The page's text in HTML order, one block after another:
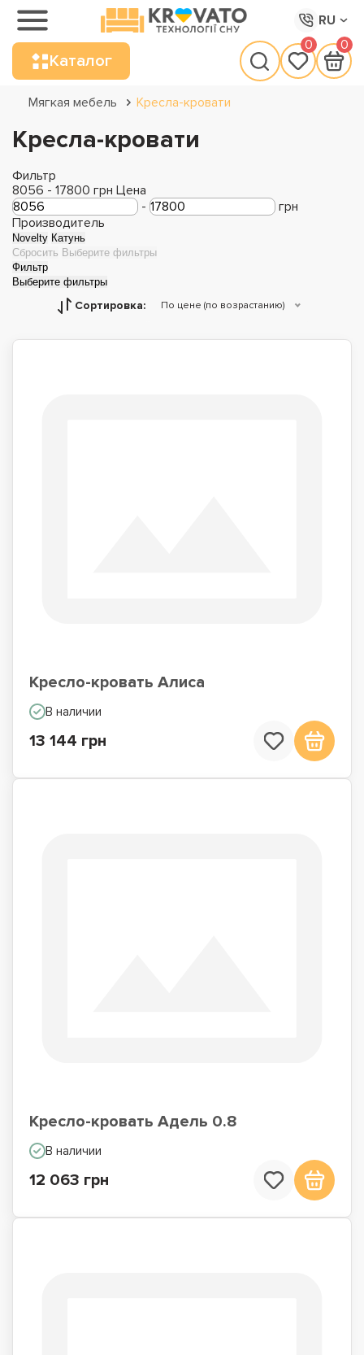
RU
Каталог
0 0
Мягкая мебель Кресла-кровати
Кресла-кровати
Фильтр
8056 - 17800 грн Цена
-
грн
Производитель
Novelty Катунь
Сбросить Выберите фильтры
Фильтр
Выберите фильтры
Сортировка: По цене (по возрастанию)
Кресло-кровать Алиса
В наличии
13 144 грн
Кресло-кровать Адель 0.8
В наличии
12 063 грн